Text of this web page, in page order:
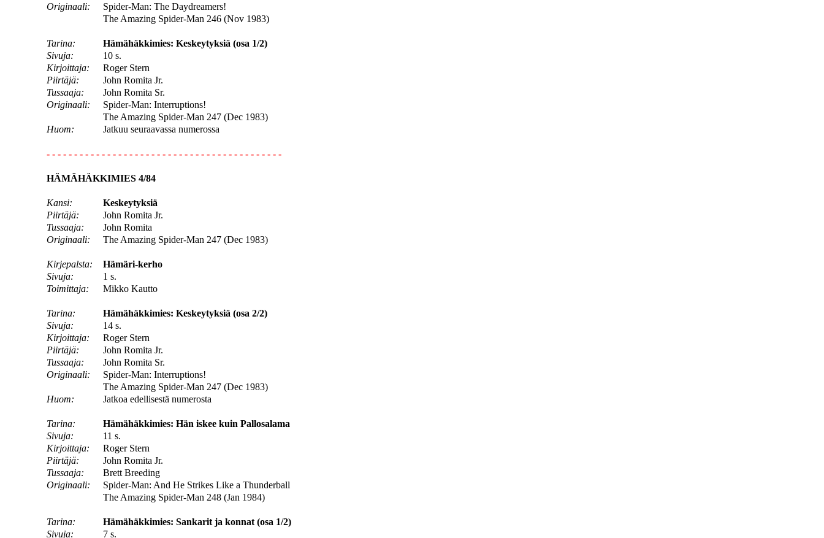
Originaali:
Spider-Man: The Daydreamers!
The Amazing Spider-Man 246 (Nov 1983)
Tarina:
Hämähäkkimies: Keskeytyksiä (osa 1/2)
Sivuja:
10 s.
Kirjoittaja:
Roger Stern
Piirtäjä:
John Romita Jr.
Tussaaja:
John Romita Sr.
Originaali:
Spider-Man: Interruptions!
The Amazing Spider-Man 247 (Dec 1983)
Huom:
Jatkuu seuraavassa numerossa
- - - - - - - - - - - - - - - - - - - - - - - - - - - - - - - - - - - - - - - - - - -
HÄMÄHÄKKIMIES 4/84
Kansi:
Keskeytyksiä
Piirtäjä:
John Romita Jr.
Tussaaja:
John Romita
Originaali:
The Amazing Spider-Man 247 (Dec 1983)
Kirjepalsta:
Hämäri-kerho
Sivuja:
1 s.
Toimittaja:
Mikko Kautto
Tarina:
Hämähäkkimies: Keskeytyksiä (osa 2/2)
Sivuja:
14 s.
Kirjoittaja:
Roger Stern
Piirtäjä:
John Romita Jr.
Tussaaja:
John Romita Sr.
Originaali:
Spider-Man: Interruptions!
The Amazing Spider-Man 247 (Dec 1983)
Huom:
Jatkoa edellisestä numerosta
Tarina:
Hämähäkkimies: Hän iskee kuin Pallosalama
Sivuja:
11 s.
Kirjoittaja:
Roger Stern
Piirtäjä:
John Romita Jr.
Tussaaja:
Brett Breeding
Originaali:
Spider-Man: And He Strikes Like a Thunderball
The Amazing Spider-Man 248 (Jan 1984)
Tarina:
Hämähäkkimies: Sankarit ja konnat (osa 1/2)
Sivuja:
7 s.